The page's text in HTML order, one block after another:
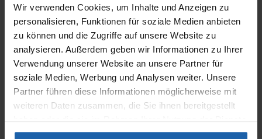
Wir verwenden Cookies, um Inhalte und Anzeigen zu
personalisieren, Funktionen für soziale Medien anbieten
zu können und die Zugriffe auf unsere Website zu
analysieren. Außerdem geben wir Informationen zu Ihrer
Verwendung unserer Website an unsere Partner für
soziale Medien, Werbung und Analysen weiter. Unsere
Partner führen diese Informationen möglicherweise mit
weiteren Daten zusammen, die Sie ihnen bereitgestellt
haben oder die sie im Rahmen Ihrer Nutzung der Dienste
gesammelt haben.
Open Access
Learn more
Academia Verlag
We look forward to seeing you!
Phone:+49 (0) 7221 2104-0